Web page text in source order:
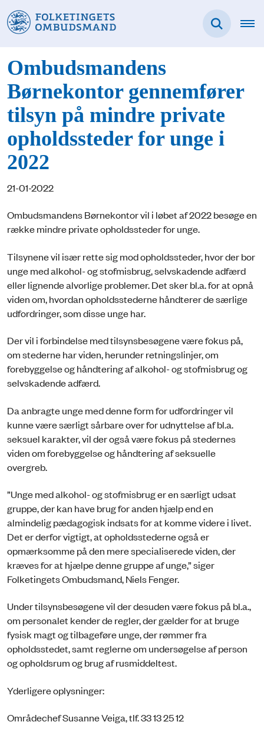
Ombudsmandens
Børnekontor gennemfører
tilsyn på mindre private
opholdssteder for unge i
2022
21-01-2022
Ombudsmandens Børnekontor vil i løbet af 2022 besøge en
række mindre private opholdssteder for unge.
Tilsynene vil især rette sig mod opholdssteder, hvor der bor
unge med alkohol- og stofmisbrug, selvskadende adfærd
eller lignende alvorlige problemer. Det sker bl.a. for at opnå
viden om, hvordan opholdsstederne håndterer de særlige
udfordringer, som disse unge har.
Der vil i forbindelse med tilsynsbesøgene være fokus på,
om stederne har viden, herunder retningslinjer, om
forebyggelse og håndtering af alkohol- og stofmisbrug og
selvskadende adfærd.
Da anbragte unge med denne form for udfordringer vil
kunne være særligt sårbare over for udnyttelse af bl.a.
seksuel karakter, vil der også være fokus på stedernes
viden om forebyggelse og håndtering af seksuelle
overgreb.
”Unge med alkohol- og stofmisbrug er en særligt udsat
gruppe, der kan have brug for anden hjælp end en
almindelig pædagogisk indsats for at komme videre i livet.
Det er derfor vigtigt, at opholdsstederne også er
opmærksomme på den mere specialiserede viden, der
kræves for at hjælpe denne gruppe af unge,” siger
Folketingets Ombudsmand, Niels Fenger.
Under tilsynsbesøgene vil der desuden være fokus på bl.a.,
om personalet kender de regler, der gælder for at bruge
fysisk magt og tilbageføre unge, der rømmer fra
opholdsstedet, samt reglerne om undersøgelse af person
og opholdsrum og brug af rusmiddeltest.
Yderligere oplysninger:
Områdechef Susanne Veiga, tlf. 33 13 25 12